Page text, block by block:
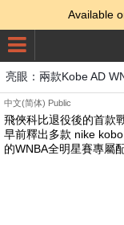
Available
亮眼：兩款Kobe AD
中文(简体) Public
飛俠科比退役後的首款
早前釋出多款 nike
的WNBA全明星賽專屬